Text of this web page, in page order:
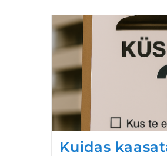
Kuidas